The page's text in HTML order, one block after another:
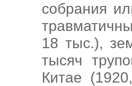
собрания
18 тыс.),
тысяч
Китае